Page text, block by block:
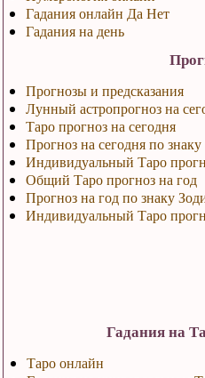
Гадания онлайн Да Нет
Гадания на день
Прогнозы и предсказания
Лунный астропрогноз на
Таро прогноз на сегодня
Прогноз на сегодня по знаку
Индивидуальный Таро
Общий Таро прогноз на год
Прогноз на год по знаку
Индивидуальный Таро
Гадания на
Таро онлайн